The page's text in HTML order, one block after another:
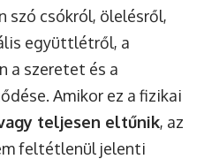
szó csókról, ölelésről,
együttlétről, a
a szeretet és a
Amikor ez a fizikai
teljesen eltűnik, az
feltétlenül jelenti